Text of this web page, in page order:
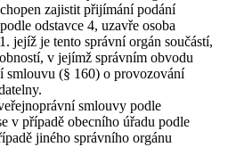
zajistit přijímání podání
odstavce 4, uzavře osoba
jejíž je tento správní orgán součástí,
v jejímž správním obvodu
smlouvu (§ 160) o provozování
smlouvy podle
v případě obecního úřadu podle
jiného správního orgánu